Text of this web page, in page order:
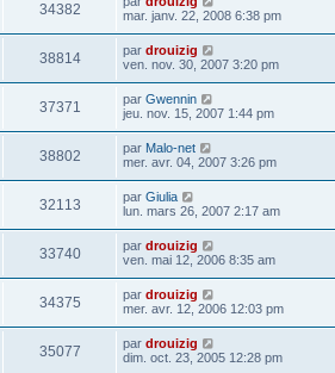
34382
mar. janv. 22, 2008 6:38 pm
38814 par drouizig
ven. nov. 30, 2007 3:20 pm
37371 par Gwennin
jeu. nov. 15, 2007 1:44 pm
38802 par Malo-net
mer. avr. 04, 2007 3:26 pm
32113 par Giulia
lun. mars 26, 2007 2:17 am
33740 par drouizig
ven. mai 12, 2006 8:35 am
34375 par drouizig
mer. avr. 12, 2006 12:03 pm
35077 par drouizig
dim. oct. 23, 2005 12:28 pm